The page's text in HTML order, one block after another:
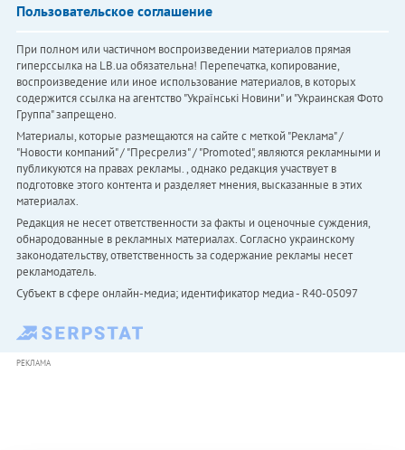
Пользовательское соглашение
При полном или частичном воспроизведении материалов прямая
гиперссылка на LB.ua обязательна! Перепечатка, копирование,
воспроизведение или иное использование материалов, в которых
содержится ссылка на агентство "Українськi Новини" и "Украинская Фото
Группа" запрещено.
Материалы, которые размещаются на сайте с меткой "Реклама" /
"Новости компаний" / "Пресрелиз" / "Promoted", являются рекламными и
публикуются на правах рекламы. , однако редакция участвует в
подготовке этого контента и разделяет мнения, высказанные в этих
материалах.
Редакция не несет ответственности за факты и оценочные суждения,
обнародованные в рекламных материалах. Согласно украинскому
законодательству, ответственность за содержание рекламы несет
рекламодатель.
Субъект в сфере онлайн-медиа; идентификатор медиа - R40-05097
РЕКЛАМА